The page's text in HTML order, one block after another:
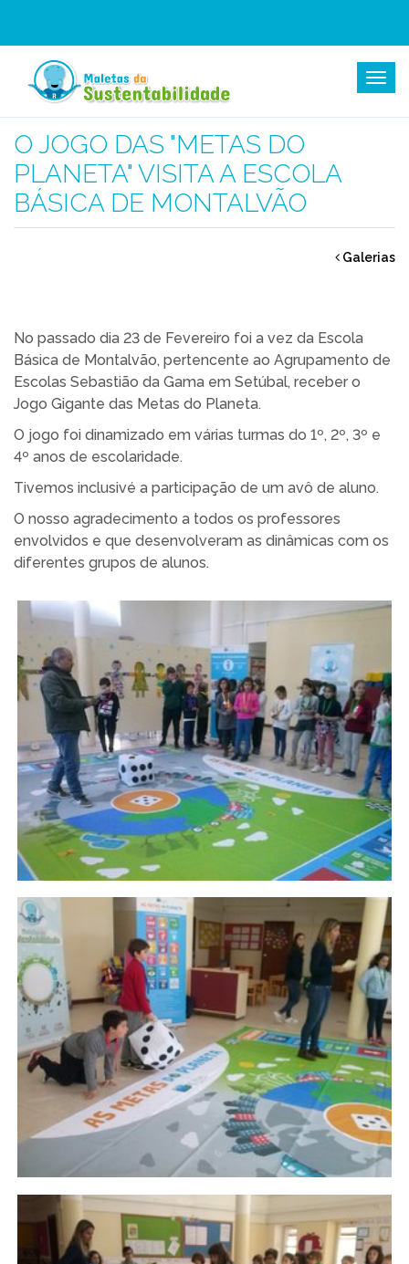
Home Galeria
O JOGO DAS "METAS DO
PLANETA" VISITA A ESCOLA
BÁSICA DE MONTALVÃO
Galerias
No passado dia 23 de Fevereiro foi a vez da Escola
Básica de Montalvão, pertencente ao Agrupamento de
Escolas Sebastião da Gama em Setúbal, receber o
Jogo Gigante das Metas do Planeta.
O jogo foi dinamizado em várias turmas do 1º, 2º, 3º e
4º anos de escolaridade.
Tivemos inclusivé a participação de um avô de aluno.
O nosso agradecimento a todos os professores
envolvidos e que desenvolveram as dinâmicas com os
diferentes grupos de alunos.